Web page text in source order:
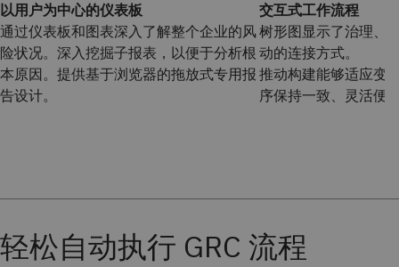
以用户为中心的仪表板
通过仪表板和图表深入了解整个企业的风
险状况。深入挖掘子报表，以便于分析根
本原因。提供基于浏览器的拖放式专用报
告设计。
交互式工作流程
树形图显示了治理、
动的连接方式。
推动构建能够适应变
序保持一致、灵活便
轻松自动执行 GRC 流程